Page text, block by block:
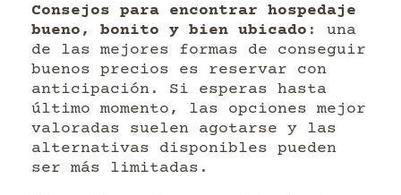
Consejos para encontrar hospedaje
bueno, bonito y bien ubicado : una
de las mejores formas de conseguir
buenos precios es reservar con
anticipación. Si esperas hasta
último momento, las opciones mejor
valoradas suelen agotarse y las
alternativas disponibles pueden
ser más limitadas.